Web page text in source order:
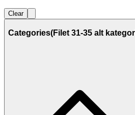
Clear
Categories(Filet 31-35 alt